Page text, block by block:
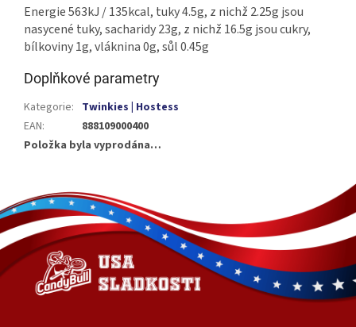
Energie 563kJ / 135kcal, tuky 4.5g, z nichž 2.25g jsou
nasycené tuky, sacharidy 23g, z nichž 16.5g jsou cukry,
bílkoviny 1g, vláknina 0g, sůl 0.45g
Doplňkové parametry
Kategorie: Twinkies | Hostess
EAN:
888109000400
Položka byla vyprodána…
á
p
a
í